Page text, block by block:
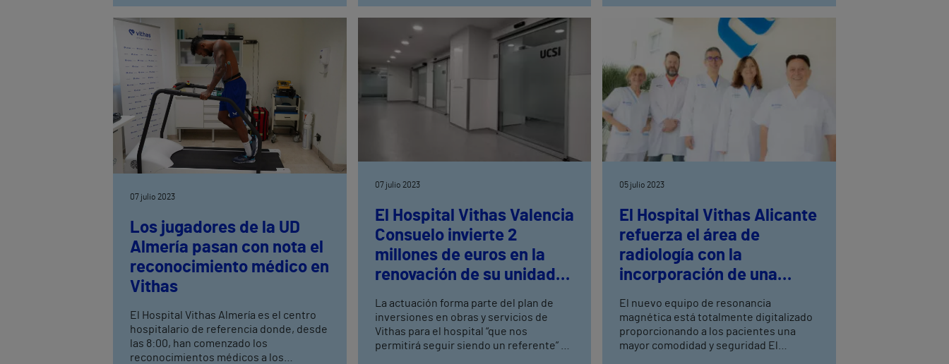
de Octubre apostamos por contribuir a
la formación y a la inserción sociolaboral
de los estudiantes”. Actualmente, el
centro hospitalario también tiene un
acuerdo con la Universidad Europea de
Valencia, Universidad Católica de
Valencia y la Universidad CEU Cardenal
Herrera
mano de profesionales altamente
07 julio 2023
Los jugadores de la UD
Almería pasan con nota el
reconocimiento médico en
Vithas
El Hospital Vithas Almería es el centro
hospitalario de referencia donde, desde
las 8:00, han comenzado los
reconocimientos médicos a los
07 julio 2023
El Hospital Vithas Valencia
Consuelo invierte 2
millones de euros en la
renovación de su unidad
de cirugía mayor
ambulatoria
La actuación forma parte del plan de
inversiones en obras y servicios de
Vithas para el hospital “que nos
permitirá seguir siendo un referente” de
05 julio 2023
El Hospital Vithas Alicante
refuerza el área de
radiología con la
incorporación de una
nueva resonancia
magnética de 3 teslas
El nuevo equipo de resonancia
magnética está totalmente digitalizado
proporcionando a los pacientes una
mayor comodidad y seguridad El